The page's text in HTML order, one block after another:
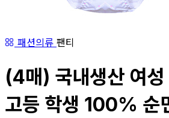
패션의류 팬티
(4매) 국내생산 여성
고등 학생 100% 순